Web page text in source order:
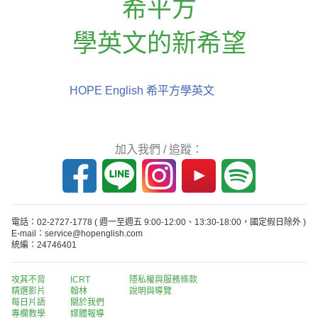
希平方
學英文的新希望
HOPE English 希平方學英文
加入我們 / 追蹤：
電話：02-2727-1778 ( 週一至週五 9:00-12:00、13:30-18:00，國定假日除外 )
E-mail：service@hopenglish.com
統編：24746401
攻其不背
精選影片
每日片語
專欄教學
ICRT
翰林
關於我們
媒體報導
隱私權與服務條款
說明與導覽